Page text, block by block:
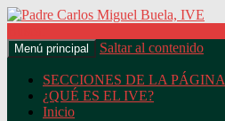
Padre Carlos
Menú principal Saltar al contenido
SECCIONES DE LA PÁGINA
¿QUÉ ES EL IVE?
Inicio